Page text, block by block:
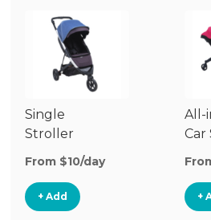
Single
Stroller
From $10/day
+ Add
All-
Car
+